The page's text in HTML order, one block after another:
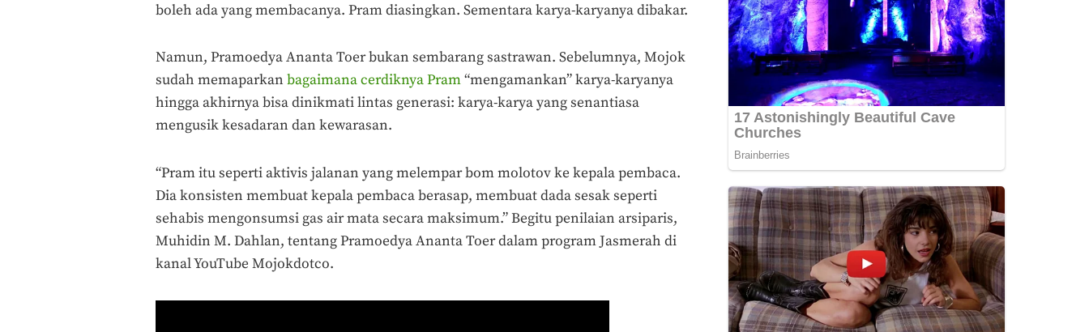
boleh ada yang membacanya. Pram diasingkan. Sementara karya-karyanya dibakar.
Namun, Pramoedya Ananta Toer bukan sembarang sastrawan. Sebelumnya, Mojok
sudah memaparkan bagaimana cerdiknya Pram“mengamankan” karya-karyanya
hingga akhirnya bisa dinikmati lintas generasi: karya-karya yang senantiasa
mengusik kesadaran dan kewarasan.
“Pram itu seperti aktivis jalanan yang melempar bom molotov ke kepala pembaca.
Dia konsisten membuat kepala pembaca berasap, membuat dada sesak seperti
sehabis mengonsumsi gas air mata secara maksimum.” Begitu penilaian arsiparis,
Muhidin M. Dahlan, tentang Pramoedya Ananta Toer dalam program Jasmerah di
kanal YouTube Mojokdotco.